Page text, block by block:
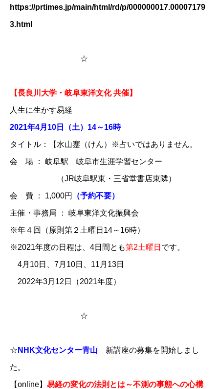
https://prtimes.jp/main/html/rd/p/000000017.00007179
3.html
☆
【長良川大学・岐阜東洋文化 共催】
人生に生かす易経
2021年4月10日（土）14～16時
タイトル：【水山蹇（けん）※占いではありません。
会 場 ： 岐阜駅 岐阜市生涯学習センター
（JR岐阜駅東・三省堂書店東隣）
会 費 ： 1,000円 ​（予約不要）​
主催・事務局 ： 岐阜東洋文化振興会
※年４回（原則第２土曜日14～16時）
※2021年度の日程は、4日間とも第2土曜日 です。
4月10日、7月10日、11月13日
2022年3月12日（2021年度）​​​
☆
☆ NHK文化センター青山 新講座の募集を開始しまし
た。
【online】 易経の変化の法則とは～不測の事態への心構